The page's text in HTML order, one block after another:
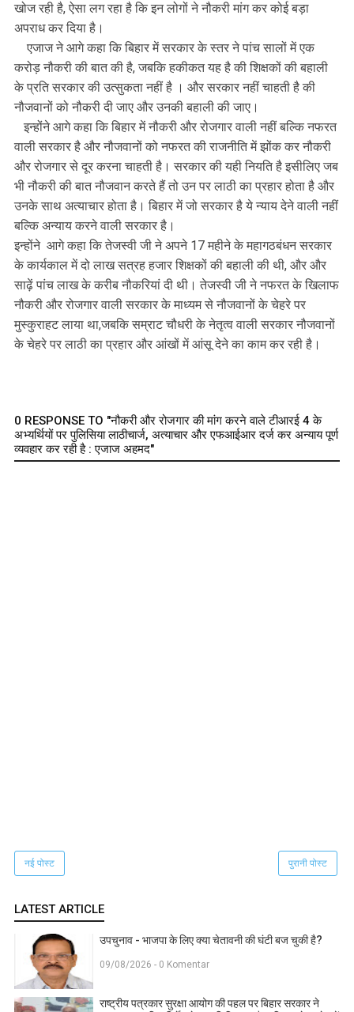
खोज रही है, ऐसा लग रहा है कि इन लोगों ने नौकरी मांग कर कोई बड़ा
अपराध कर दिया है।
एजाज ने आगे कहा कि बिहार में सरकार के स्तर ने पांच सालों में एक
करोड़ नौकरी की बात की है, जबकि हकीकत यह है की शिक्षकों की बहाली
के प्रति सरकार की उत्सुकता नहीं है । और सरकार नहीं चाहती है की
नौजवानों को नौकरी दी जाए और उनकी बहाली की जाए।
इन्होंने आगे कहा कि बिहार में नौकरी और रोजगार वाली नहीं बल्कि नफरत
वाली सरकार है और नौजवानों को नफरत की राजनीति में झोंक कर नौकरी
और रोजगार से दूर करना चाहती है। सरकार की यही नियति है इसीलिए जब
भी नौकरी की बात नौजवान करते हैं तो उन पर लाठी का प्रहार होता है और
उनके साथ अत्याचार होता है। बिहार में जो सरकार है ये न्याय देने वाली नहीं
बल्कि अन्याय करने वाली सरकार है।
इन्होंने आगे कहा कि तेजस्वी जी ने अपने 17 महीने के महागठबंधन सरकार
के कार्यकाल में दो लाख सत्रह हजार शिक्षकों की बहाली की थी, और और
साढ़ें पांच लाख के करीब नौकरियां दी थी। तेजस्वी जी ने नफरत के खिलाफ
नौकरी और रोजगार वाली सरकार के माध्यम से नौजवानों के चेहरे पर
मुस्कुराहट लाया था,जबकि सम्राट चौधरी के नेतृत्व वाली सरकार नौजवानों
के चेहरे पर लाठी का प्रहार और आंखों में आंसू देने का काम कर रही है।
0 RESPONSE TO "नौकरी और रोजगार की मांग करने वाले टीआरई 4 के
अभ्यर्थियों पर पुलिसिया लाठीचार्ज, अत्याचार और एफआईआर दर्ज कर अन्याय पूर्ण
व्यवहार कर रही है : एजाज अहमद"
नई पोस्ट पुरानी पोस्ट
LATEST ARTICLE
उपचुनाव - भाजपा के लिए क्या चेतावनी की घंटी बज चुकी है?
09/08/2026 - 0 Komentar
राष्ट्रीय पत्रकार सुरक्षा आयोग की पहल पर बिहार सरकार ने